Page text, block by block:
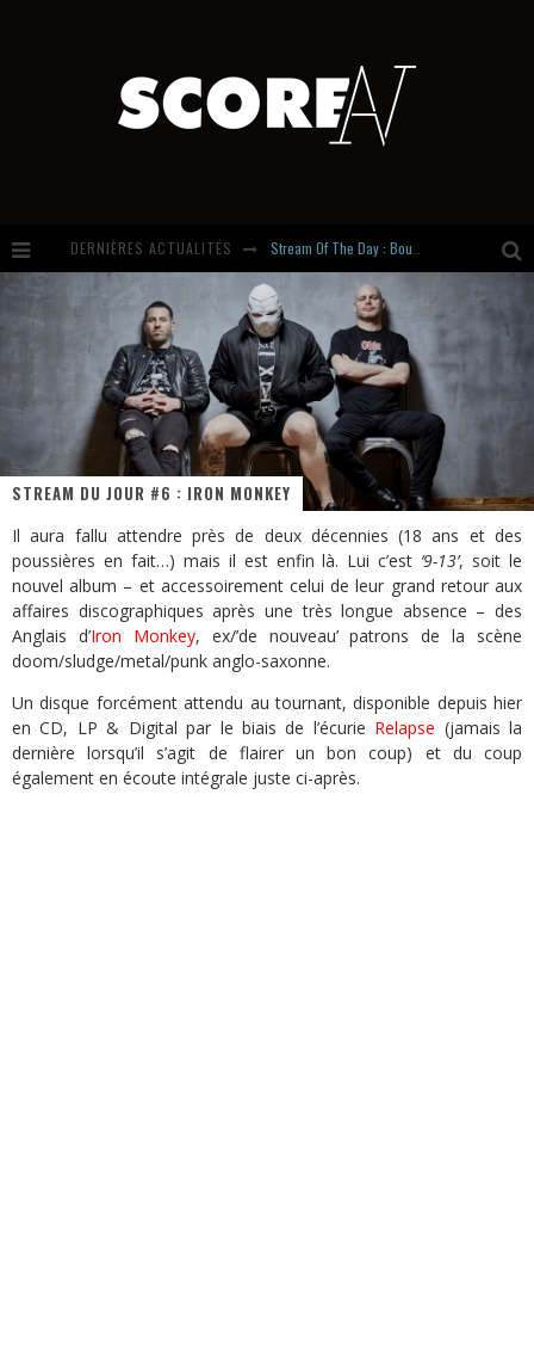
DERNIÈRES ACTUALITÉS
STREAM DU JOUR #6 : IRON MONKEY
Il aura fallu attendre près de deux décennies (18 ans et des
poussières en fait…) mais il est enfin là. Lui c’est ‘9-13’, soit le
nouvel album – et accessoirement celui de leur grand retour aux
affaires discographiques après une très longue absence – des
Anglais d’Iron Monkey, ex/’de nouveau’ patrons de la scène
doom/sludge/metal/punk anglo-saxonne.
Un disque forcément attendu au tournant, disponible depuis hier
en CD, LP & Digital par le biais de l’écurie Relapse (jamais la
dernière lorsqu’il s’agit de flairer un bon coup) et du coup
également en écoute intégrale juste ci-après.